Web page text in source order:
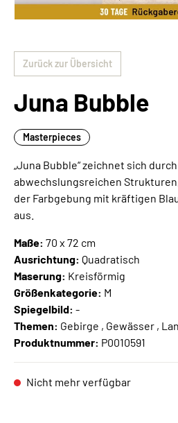
Zurück zur Übersicht
Juna Bubble
Masterpieces
„Juna Bubble“ zeichnet sich
abwechslungsreichen
der Farbgebung mit kräftigen
aus.
Maße: 70 x 72 cm
Ausrichtung: Quadratisch
Maserung: Kreisförmig
Größenkategorie: M
Spiegelbild: -
Themen: Gebirge , Gewässer ,
Produktnummer: P0010591
Nicht mehr verfügbar